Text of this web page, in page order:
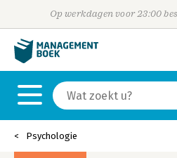
Op werkdagen voor 23:00
Psychologie